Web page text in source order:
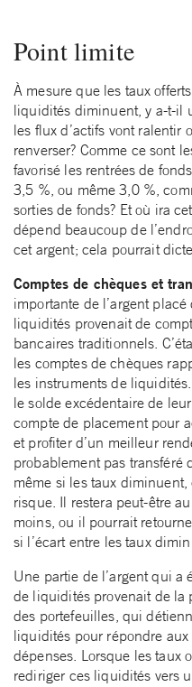
Point limite
À mesure que les taux
liquidités diminuent, y a-t-il
les flux d’actifs vont ralentir
renverser? Comme ce sont
favorisé les rentrées de
3,5 %, ou même 3,0 %,
sorties de fonds? Et où ira
dépend beaucoup de
cet argent; cela pourrait
Comptes de chèques et
importante de l’argent
liquidités provenait de
bancaires traditionnels.
les comptes de chèques
les instruments de
le solde excédentaire de
compte de placement pour
et profiter d’un meilleur
probablement pas transféré
même si les taux
risque. Il restera peut-être
moins, ou il pourrait
si l’écart entre les taux
Une partie de l’argent qui a
de liquidités provenait de la
des portefeuilles, qui
liquidités pour répondre
dépenses. Lorsque les taux
rediriger ces liquidités vers